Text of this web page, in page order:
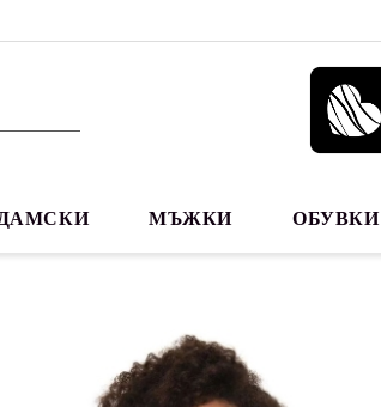
ДАМСКИ МЪЖКИ ОБУВКИ